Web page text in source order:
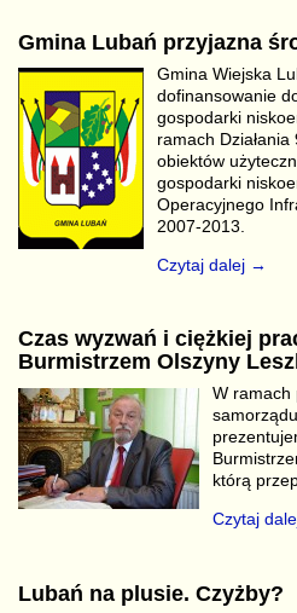
Gmina Lubań przyjazna
Gmina Wiejska
dofinansowanie
gospodarki
ramach
obiektów
gospodarki
Operacyjnego
2007-2013.
Czytaj dalej →
Czas wyzwań i ciężkiej
Burmistrzem Olszyny
W ramach
którą
Czytaj
Lubań na plusie. Czyżby?